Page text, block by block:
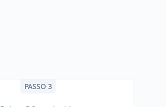
PASSO 3